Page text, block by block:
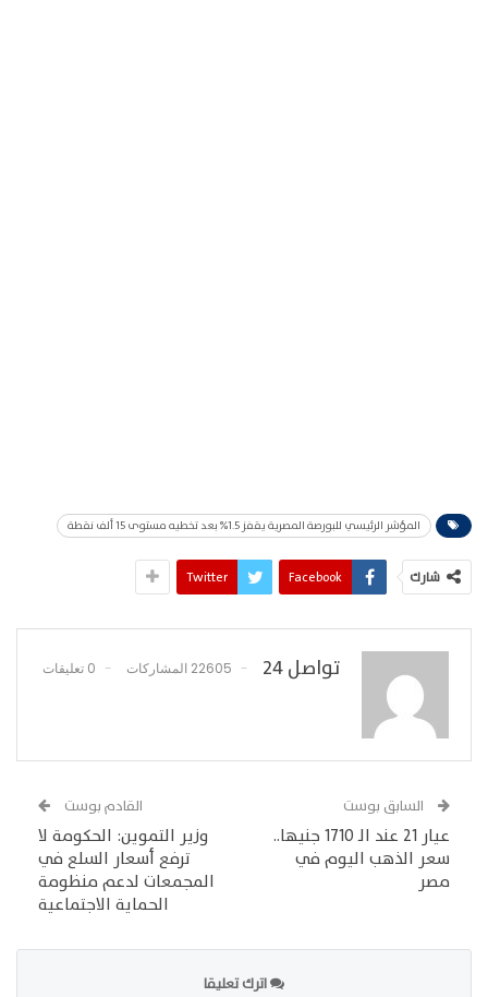
المؤشر الرئيسي للبورصة المصرية يقفز 1.5% بعد تخطيه مستوى 15 ألف نقطة
شارك Facebook
Twitter
تواصل 24 22605 المشاركات 0 تعليقات
السابق بوست
عيار 21 عند الـ 1710 جنيها..
سعر الذهب اليوم في
مصر
القادم بوست
وزير التموين: الحكومة لا
ترفع أسعار السلع في
المجمعات لدعم منظومة
الحماية الاجتماعية
اترك تعليقا